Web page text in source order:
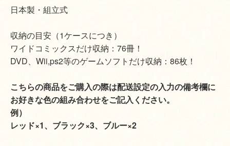
日本製・組立式
収納の目安（1ケースにつき）
ワイドコミックスだけ収納：76冊！
DVD、Wii,ps2等のゲームソフトだけ収納：86枚！
こちらの商品をご購入の際は配送設定の入力の備考欄に
お好きな色の組み合わせをご記入ください。
例）
レッド×1、ブラック×3、ブルー×2